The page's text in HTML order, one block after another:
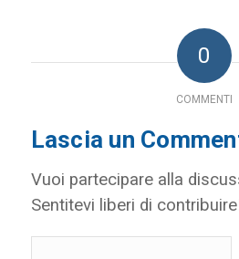
0
COMMENTI
Lascia un
Vuoi partecipare alla
Sentitevi liberi di